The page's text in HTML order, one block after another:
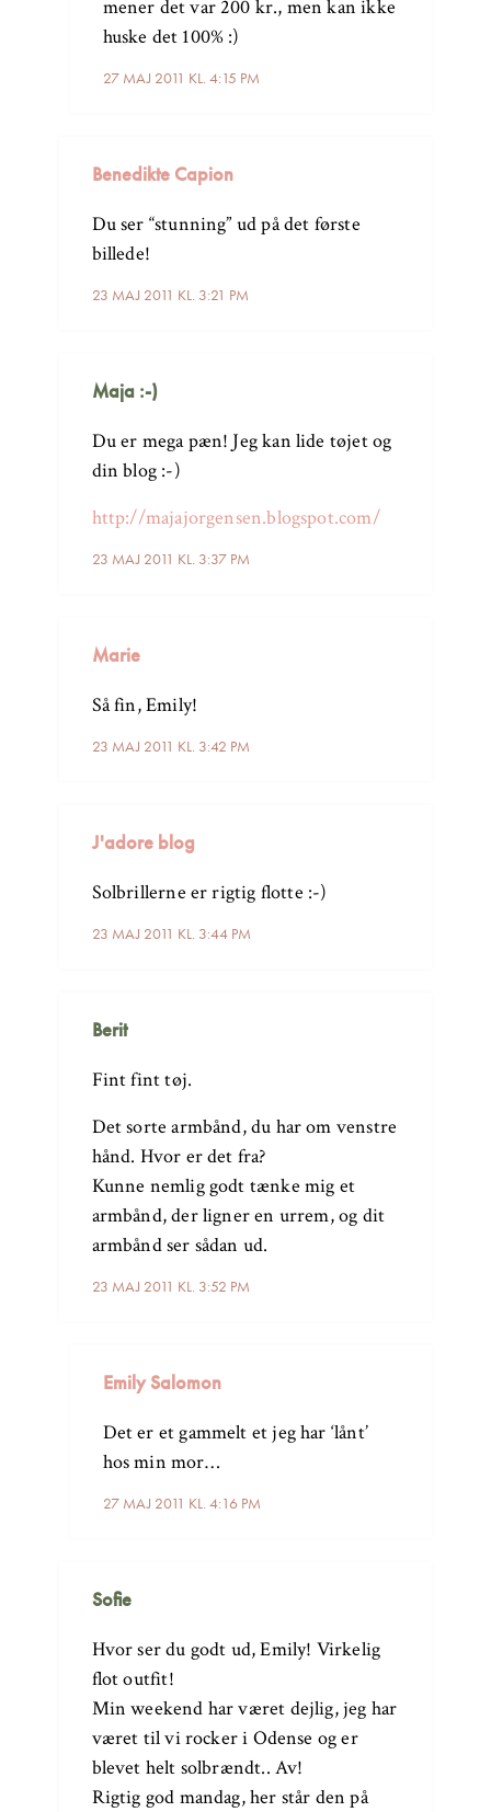
27 MAJ 2011 KL. 4:15 PM
mener det var 200 kr., men kan ikke
huske det 100% :)
Benedikte Capion
23 MAJ 2011 KL. 3:21 PM
Du ser “stunning” ud på det første
billede!
Maja :-)
23 MAJ 2011 KL. 3:37 PM
Du er mega pæn! Jeg kan lide tøjet og
din blog :-)
http://majajorgensen.blogspot.com/
Marie
23 MAJ 2011 KL. 3:42 PM
Så fin, Emily!
J'adore blog
23 MAJ 2011 KL. 3:44 PM
Solbrillerne er rigtig flotte :-)
Berit
23 MAJ 2011 KL. 3:52 PM
Fint fint tøj.
Det sorte armbånd, du har om venstre
hånd. Hvor er det fra?
Kunne nemlig godt tænke mig et
armbånd, der ligner en urrem, og dit
armbånd ser sådan ud.
Emily Salomon
27 MAJ 2011 KL. 4:16 PM
Det er et gammelt et jeg har ‘lånt’
hos min mor…
Sofie
Hvor ser du godt ud, Emily! Virkelig
flot outfit!
Min weekend har været dejlig, jeg har
været til vi rocker i Odense og er
blevet helt solbrændt.. Av!
Rigtig god mandag, her står den på